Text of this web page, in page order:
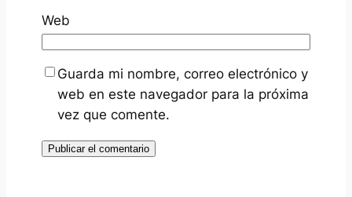
Web
Guarda mi nombre, correo electrónico y
web en este navegador para la próxima
vez que comente.